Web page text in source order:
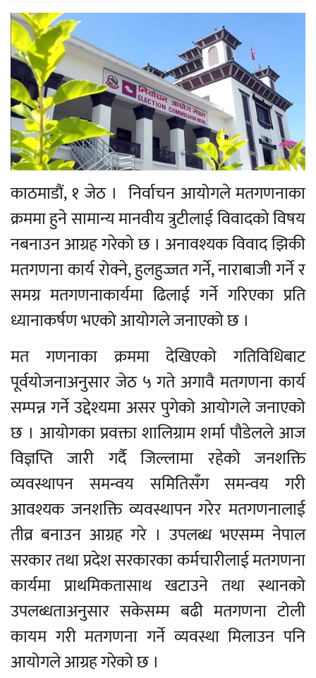
काठमाडौं, १ जेठ । निर्वाचन आयोगले मतगणनाका
क्रममा हुने सामान्य मानवीय त्रुटीलाई विवादको विषय
नबनाउन आग्रह गरेको छ । अनावश्यक विवाद झिकी
मतगणना कार्य रोक्ने, हुलहुज्जत गर्ने, नाराबाजी गर्ने र
समग्र मतगणनाकार्यमा ढिलाई गर्ने गरिएका प्रति
ध्यानाकर्षण भएको आयोगले जनाएको छ ।
मत गणनाका क्रममा देखिएको गतिविधिबाट
पूर्वयोजनाअनुसार जेठ ५ गते अगावै मतगणना कार्य
सम्पन्न गर्ने उद्देश्यमा असर पुगेको आयोगले जनाएको
छ । आयोगका प्रवक्ता शालिग्राम शर्मा पौडेलले आज
विज्ञप्ति जारी गर्दै जिल्लामा रहेको जनशक्ति
व्यवस्थापन समन्वय समितिसँग समन्वय गरी
आवश्यक जनशक्ति व्यवस्थापन गरेर मतगणनालाई
तीव्र बनाउन आग्रह गरे । उपलब्ध भएसम्म नेपाल
सरकार तथा प्रदेश सरकारका कर्मचारीलाई मतगणना
कार्यमा प्राथमिकतासाथ खटाउने तथा स्थानको
उपलब्धताअनुसार सकेसम्म बढी मतगणना टोली
कायम गरी मतगणना गर्ने व्यवस्था मिलाउन पनि
आयोगले आग्रह गरेको छ ।